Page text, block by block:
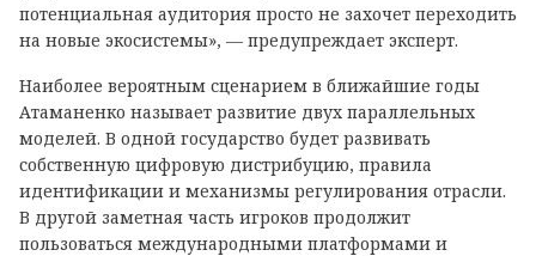
потенциальная аудитория просто не захочет переходить
на новые экосистемы», — предупреждает эксперт.
Наиболее вероятным сценарием в ближайшие годы
Атаманенко называет развитие двух параллельных
моделей. В одной государство будет развивать
собственную цифровую дистрибуцию, правила
идентификации и механизмы регулирования отрасли.
В другой заметная часть игроков продолжит
пользоваться международными платформами и